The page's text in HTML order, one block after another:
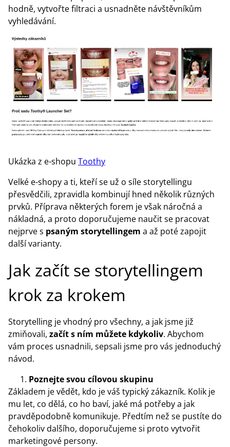
hodně, vytvořte filtraci a usnadněte návštěvníkům
vyhledávání.
Ukázka z e-shopu Toothy
Velké e-shopy a ti, kteří se už o síle storytellingu
přesvědčili, zpravidla kombinují hned několik různých
prvků. Příprava některých forem je však náročná a
nákladná, a proto doporučujeme naučit se pracovat
nejprve s psaným storytellingem a až poté zapojit
další varianty.
Jak začít se storytellingem
krok za krokem
Storytelling je vhodný pro všechny, a jak jsme již
zmiňovali, začít s ním můžete kdykoliv. Abychom
vám proces usnadnili, sepsali jsme pro vás jednoduchý
návod.
Poznejte svou cílovou skupinu
Základem je vědět, kdo je váš typický zákazník. Kolik je
mu let, co dělá, co ho baví, jaké má potřeby a jak
pravděpodobně komunikuje. Předtím než se pustíte do
čehokoliv dalšího, doporučujeme si proto vytvořit
marketingové persony.